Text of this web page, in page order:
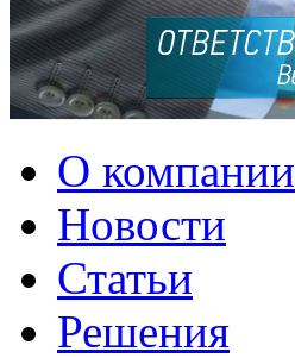
О компании
Новости
Статьи
Решения